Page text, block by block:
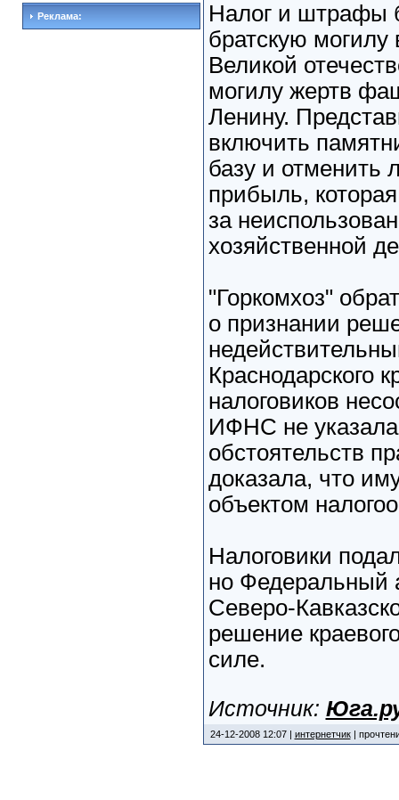
Реклама:
Налог и штрафы
братскую
Великой
могилу жертв
Ленину.
включить
базу и отменить
прибыль,
за
хозяйственной
"Горкомхоз"
о признании
Краснодарского
налоговиков
ИФНС не указала
обстоятельств
доказала, что
объектом
Налоговики
но Федеральный
Северо-
решение
силе.
Источник:
24-12-2008 12:07 | интернетчик|